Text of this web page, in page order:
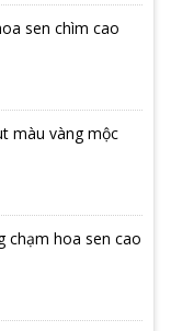
sen chìm cao
màu vàng mộc
chạm hoa sen cao